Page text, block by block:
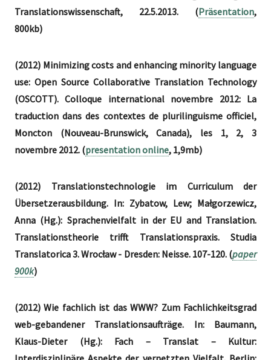
Translationswissenschaft, 22.5.2013. (Präsentation,
800kb)
(2012) Minimizing costs and enhancing minority language
use: Open Source Collaborative Translation Technology
(OSCOTT). Colloque international novembre 2012: La
traduction dans des contextes de plurilinguisme officiel,
Moncton (Nouveau-Brunswick, Canada), les 1, 2, 3
novembre 2012. (presentation online, 1,9mb)
(2012) Translationstechnologie im Curriculum der
Übersetzerausbildung. In: Zybatow, Lew; Małgorzewicz,
Anna (Hg.): Sprachenvielfalt in der EU and Translation.
Translationstheorie trifft Translationspraxis. Studia
Translatorica 3. Wrocław - Dresden: Neisse. 107-120. (paper
900k)
(2012) Wie fachlich ist das WWW? Zum Fachlichkeitsgrad
web-gebandener Translationsaufträge. In: Baumann,
Klaus-Dieter (Hg.): Fach – Translat – Kultur: